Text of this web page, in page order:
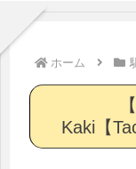
ホーム
Kaki【